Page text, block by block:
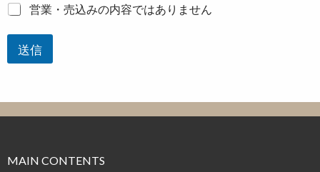
営業・売込みの内容ではありません
送信
MAIN CONTENTS